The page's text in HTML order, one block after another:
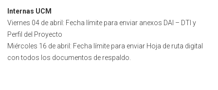
Internas UCM
Viernes 04 de abril: Fecha límite para enviar anexos DAI – DTI y
Perfil del Proyecto
Miércoles 16 de abril: Fecha límite para enviar Hoja de ruta digital
con todos los documentos de respaldo.